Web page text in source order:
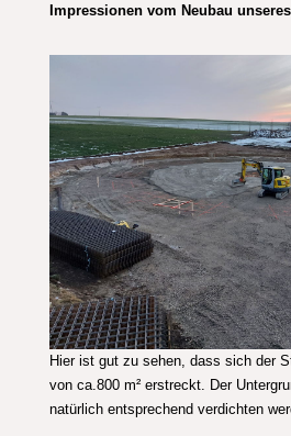
Impressionen vom Neubau
Hier ist gut zu sehen, dass sich der
von ca.800 m² erstreckt. Der
natürlich entsprechend verdichten